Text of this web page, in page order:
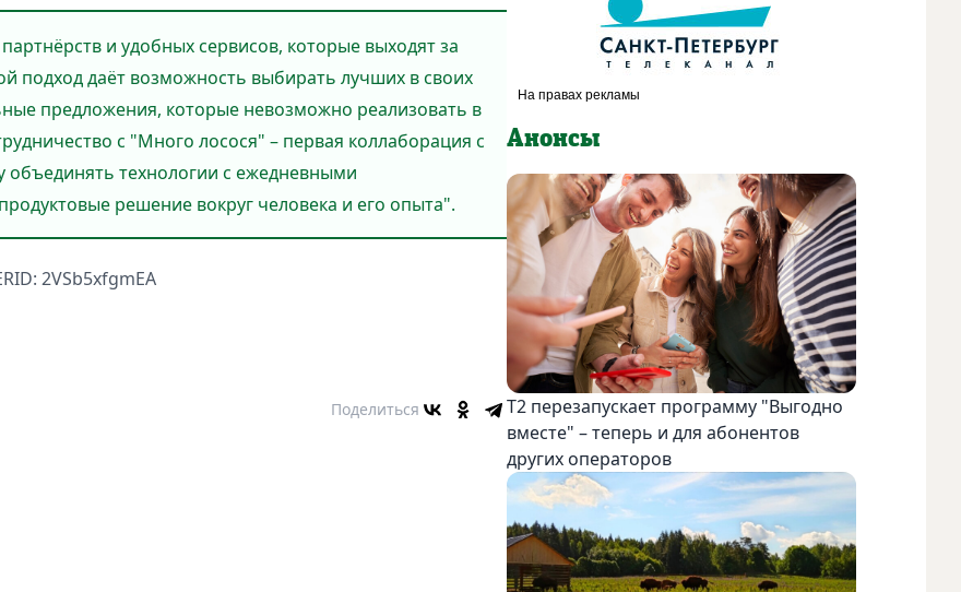
и удобных сервисов, которые выходят за
подход даёт возможность выбирать лучших в своих
предложения, которые невозможно реализовать в
с "Много лосося" – первая коллаборация с
объединять технологии с ежедневными
решение вокруг человека и его опыта".
2VSb5xfgmEA
Поделиться
Анонсы
Т2 перезапускает программу "Выгодно
вместе" – теперь и для абонентов
других операторов